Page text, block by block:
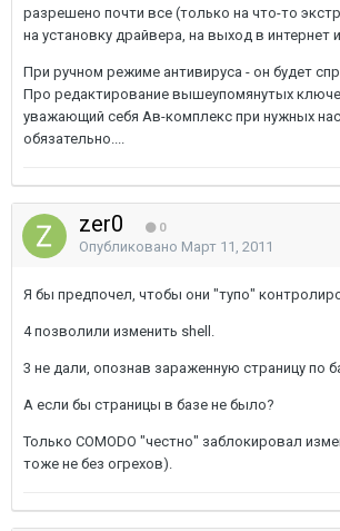
разрешено почти все (только на что-то
на установку драйвера, на выход в интернет
При ручном режиме антивируса - он будет
Про редактирование вышеупомянутых
уважающий себя Ав-комплекс при нужных
обязательно....
zer0 0
Опубликовано Март 11, 2011
Я бы предпочел, чтобы они "тупо"
4 позволили изменить shell.
3 не дали, опознав зараженную страницу по
А если бы страницы в базе не было?
Только COMODO "честно" заблокировал
тоже не без огрехов).